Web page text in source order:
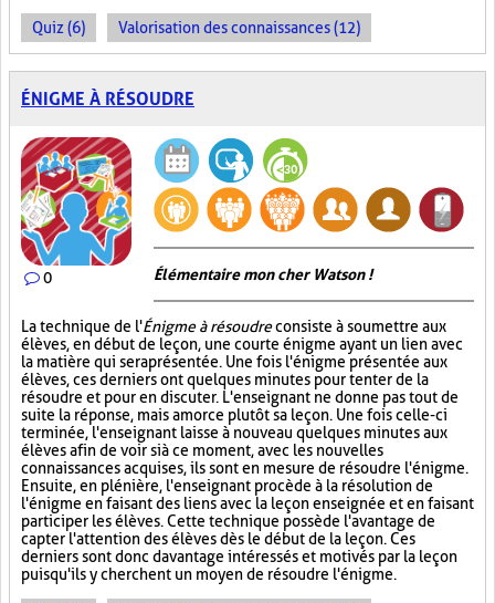
Quiz (6) Valorisation des connaissances (12)
ÉNIGME À RÉSOUDRE
0 Élémentaire mon cher Watson !
La technique de l'Énigme à résoudreconsiste à soumettre aux
élèves, en début de leçon, une courte énigme ayant un lien avec
la matière qui sera présentée. Une fois l'énigme présentée aux
élèves, ces derniers ont quelques minutes pour tenter de la
résoudre et pour en discuter. L'enseignant ne donne pas tout de
suite la réponse, mais amorce plutôt sa leçon. Une fois celle-ci
terminée, l'enseignant laisse à nouveau quelques minutes aux
élèves afin de voir si à ce moment, avec les nouvelles
connaissances acquises, ils sont en mesure de résoudre l'énigme.
Ensuite, en plénière, l'enseignant procède à la résolution de
l'énigme en faisant des liens avec la leçon enseignée et en faisant
participer les élèves. Cette technique possède l'avantage de
capter l'attention des élèves dès le début de la leçon. Ces
derniers sont donc davantage intéressés et motivés par la leçon
puisqu'ils y cherchent un moyen de résoudre l'énigme.